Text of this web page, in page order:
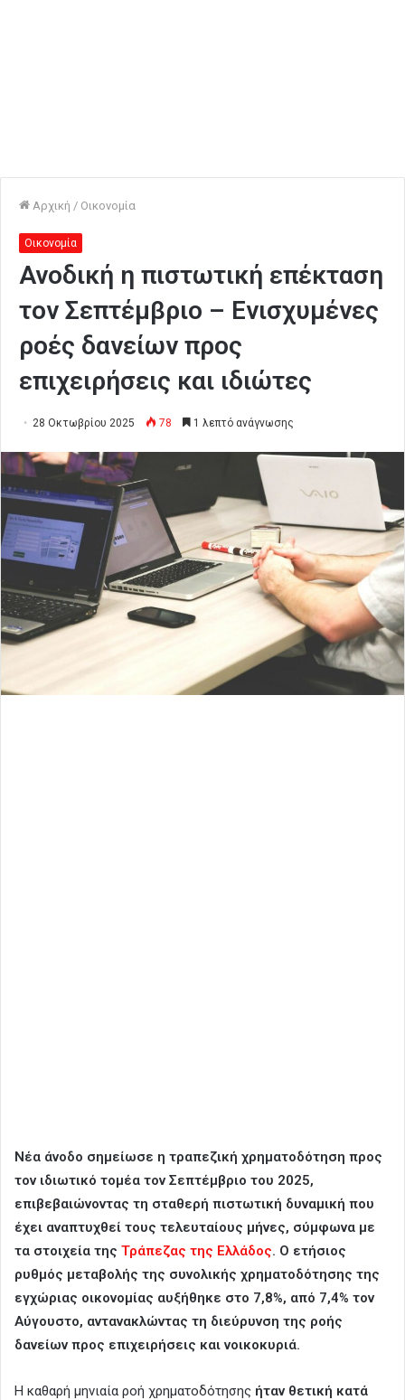
Αρχική / Οικονομία
Οικονομία
Ανοδική η πιστωτική επέκταση
τον Σεπτέμβριο – Ενισχυμένες
ροές δανείων προς
επιχειρήσεις και ιδιώτες
28 Οκτωβρίου 2025 78 1 λεπτό ανάγνωσης
Νέα άνοδο σημείωσε η τραπεζική χρηματοδότηση προς
τον ιδιωτικό τομέα τον Σεπτέμβριο του 2025,
επιβεβαιώνοντας τη σταθερή πιστωτική δυναμική που
έχει αναπτυχθεί τους τελευταίους μήνες, σύμφωνα με
τα στοιχεία της Τράπεζας της Ελλάδος. Ο ετήσιος
ρυθμός μεταβολής της συνολικής χρηματοδότησης της
εγχώριας οικονομίας αυξήθηκε στο 7,8%, από 7,4% τον
Αύγουστο, αντανακλώντας τη διεύρυνση της ροής
δανείων προς επιχειρήσεις και νοικοκυριά.
Η καθαρή μηνιαία ροή χρηματοδότησης ήταν θετική κατά